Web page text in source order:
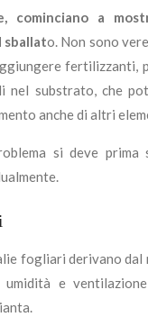
cominciano a
sballato. Non sono
fertilizzanti,
nel substrato, che
anche di altri
si deve prima
fogliari derivano dal
umidità e